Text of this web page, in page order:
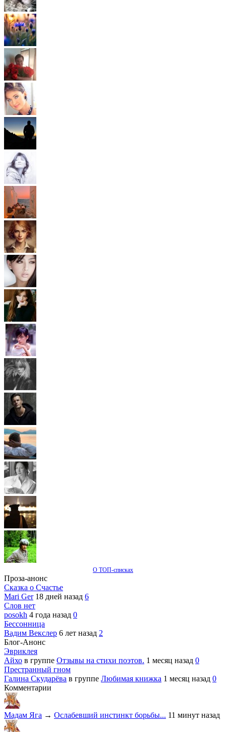
О ТОП-списках
Проза-анонс
Сказка о Счастье
Mari Ger 18 дней назад 6
Слов нет
posokh 4 года назад 0
Бессонница
Вадим Векслер 6 лет назад 2
Блог-Анонс
Эвриклея
Айхо в группе Отзывы на стихи поэтов. 1 месяц назад 0
Престранный гном
Галина Скударёва в группе Любимая книжка 1 месяц назад 0
Комментарии
Мадам Яга → Ослабевший инстинкт борьбы... 11 минут назад